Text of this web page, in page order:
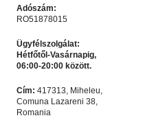
Professional Plus
Akciós termék, Microsoft
Adószám:
RO51878015
Ügyfélszolgálat:
Hétfőtől-Vasárnapig,
06:00-20:00 között.
Cím: 417313, Miheleu,
Comuna Lazareni 38,
Romania